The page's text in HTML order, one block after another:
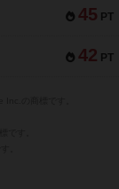
45 PT
42 PT